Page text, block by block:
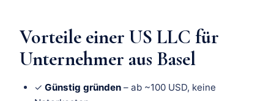
Vorteile einer US LLC für
Unternehmer aus Basel
✓ Günstig gründen – ab ~100 USD, keine